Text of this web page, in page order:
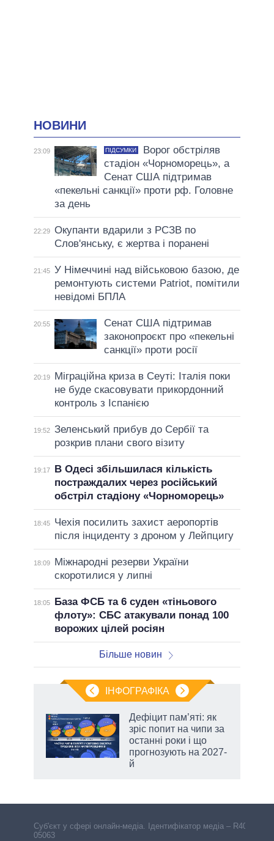
НОВИНИ
23:09 ПІДСУМКИ
Ворог обстріляв
стадіон «Чорноморець», а
Сенат США підтримав
«пекельні санкції» проти рф. Головне
за день
22:29 Окупанти вдарили з РСЗВ по
Слов'янську, є жертва і поранені
21:45 У Німеччині над військовою базою, де
ремонтують системи Patriot, помітили
невідомі БПЛА
20:55
Сенат США підтримав
законопроєкт про «пекельні
санкції» проти росії
20:19
Міграційна криза в Сеуті: Італія поки
не буде скасовувати прикордонний
контроль з Іспанією
19:52 Зеленський прибув до Сербії та
розкрив плани свого візиту
19:17
В Одесі збільшилася кількість
постраждалих через російський
обстріл стадіону «Чорноморець»
18:45
Чехія посилить захист аеропортів
після інциденту з дроном у Лейпцигу
18:09
Міжнародні резерви України
скоротилися у липні
18:05
База ФСБ та 6 суден «тіньового
флоту»: СБС атакували понад 100
ворожих цілей росіян
Більше новин
ІНФОГРАФІКА
Дефіцит пам’яті: як
зріс попит на чипи за
останні роки і що
прогнозують на 2027-
й
Cуб'єкт у сфері онлайн-медіа. Ідентифікатор медіа – R40-
05063